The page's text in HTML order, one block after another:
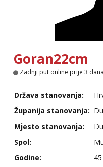
Goran22cm
Zadnji put online prije 3 dana
Država stanovanja:
Županija stanovanja:
Mjesto stanovanja:
Spol:
Godine:
45